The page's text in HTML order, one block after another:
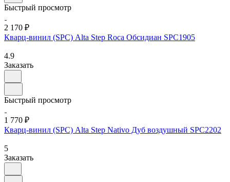
Быстрый просмотр
2 170 ₽
Кварц-винил (SPC) Alta Step Roca Обсидиан SPC1905
4.9
Заказать
Быстрый просмотр
1 770 ₽
Кварц-винил (SPC) Alta Step Nativo Дуб воздушный SPC2202
5
Заказать